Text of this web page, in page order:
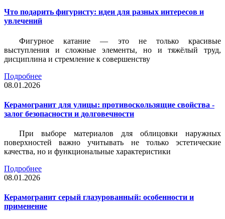
Что подарить фигуристу: идеи для разных интересов и
увлечений
Фигурное катание — это не только красивые
выступления и сложные элементы, но и тяжёлый труд,
дисциплина и стремление к совершенству
Подробнее
08.01.2026
Керамогранит для улицы: противоскользящие свойства -
залог безопасности и долговечности
При выборе материалов для облицовки наружных
поверхностей важно учитывать не только эстетические
качества, но и функциональные характеристики
Подробнее
08.01.2026
Керамогранит серый глазурованный: особенности и
применение